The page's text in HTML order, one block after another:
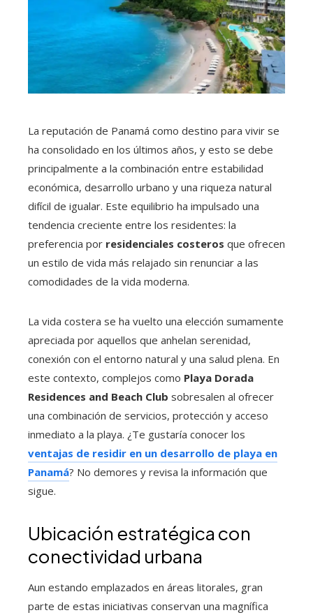
La reputación de Panamá como destino para vivir se
ha consolidado en los últimos años, y esto se debe
principalmente a la combinación entre estabilidad
económica, desarrollo urbano y una riqueza natural
difícil de igualar. Este equilibrio ha impulsado una
tendencia creciente entre los residentes: la
preferencia por residenciales costeros que ofrecen
un estilo de vida más relajado sin renunciar a las
comodidades de la vida moderna.
La vida costera se ha vuelto una elección sumamente
apreciada por aquellos que anhelan serenidad,
conexión con el entorno natural y una salud plena. En
este contexto, complejos como Playa Dorada
Residences and Beach Club sobresalen al ofrecer
una combinación de servicios, protección y acceso
inmediato a la playa. ¿Te gustaría conocer los
ventajas de residir en un desarrollo de playa en
Panamá? No demores y revisa la información que
sigue.
Ubicación estratégica con
conectividad urbana
Aun estando emplazados en áreas litorales, gran
parte de estas iniciativas conservan una magnífica